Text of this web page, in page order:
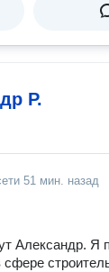
Р.
51 мин. назад
Александр. Я